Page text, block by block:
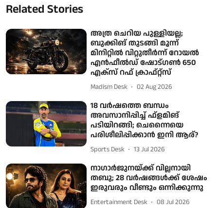
Related Stories
അത്ര ചെറിയ പുള്ളിയല്ല;
ബുക്കിങ് തുടങ്ങി മൂന്ന്
മിനിറ്റില്‍ വിറ്റുതീര്‍ന്ന് റോയല്‍‌
എന്‍ഫീല്‍ഡ് ഷോട്ഗണ്‍ 650
എക്സ് റഫ് ക്രാഫ്റ്റ്സ്
Madism Desk 02 Aug 2026
18 വർഷത്തെ ബന്ധം
അവസാനിപ്പിച്ച് ഫ്‌ളമിങ്
പടിയിറങ്ങി; ചെന്നൈയെ
പരിശീലിപ്പിക്കാൻ ഇനി ആര്?
Sports Desk 13 Jul 2026
നാഗാർജുനയ്ക്ക് വില്ലനായി
തബു; 28 വർഷങ്ങൾക്ക് ശേഷം
ഇരുവരും വീണ്ടും ഒന്നിക്കുന്നു
Entertainment Desk 08 Jul 2026